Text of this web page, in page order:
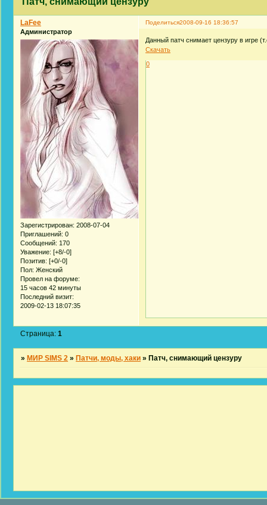
Поделиться2008-09-16 18:36:57
LaFee
Администратор
Зарегистрирован: 2008-07-04
Приглашений: 0
Сообщений: 170
Уважение: [+8/-0]
Позитив: [+0/-0]
Пол: Женский
Провел на форуме:
15 часов 42 минуты
Последний визит:
2009-02-13 18:07:35
Данный патч снимает цензуру в игре
Скачать
0
Страница:1
» МИР SIMS 2 » Патчи, моды, хаки » Патч, снимающий цензуру